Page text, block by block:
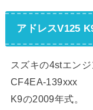
アドレスV125
スズキの4stエン
CF4EA-139xxx
K9の2009年式。